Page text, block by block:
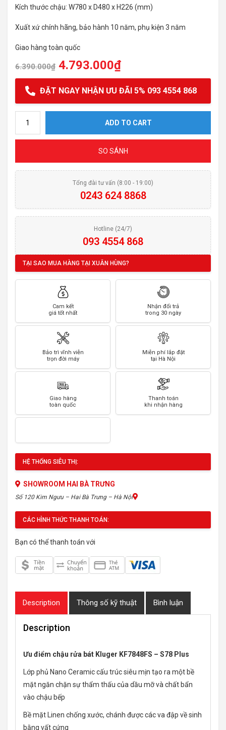
Kích thước chậu: W780 x D480 x H226 (mm)
Xuất xứ chính hãng, bảo hành 10 năm, phụ kiện 3 năm
Giao hàng toàn quốc
6.390.000₫ 4.793.000₫
ĐẶT NGAY NHẬN ƯU ĐÃI 5% 093 4554 868
ADD TO CART
SO SÁNH
Tổng đài tư vấn (8:00 - 19:00)
0243 624 8868
Hotline (24/7)
093 4554 868
TẠI SAO MUA HÀNG TẠI XUÂN HÙNG?
Cam kết
giá tốt nhất
Nhận đổi trả
trong 30 ngày
Bảo trì vĩnh viễn
trọn đời máy
Miễn phí lắp đặt
tại Hà Nội
Giao hàng
toàn quốc
Thanh toán
khi nhận hàng
HỆ THỐNG SIÊU THỊ:
SHOWROOM HAI BÀ TRƯNG
Số 120 Kim Ngưu – Hai Bà Trưng – Hà Nội
CÁC HÌNH THỨC THANH TOÁN:
Bạn có thể thanh toán với
Description Thông số kỹ thuật Bình luận
Description
Ưu điểm chậu rửa bát Kluger KF7848FS – S78 Plus
Lớp phủ Nano Ceramic cấu trúc siêu mịn tạo ra một bề
mặt ngăn chặn sự thẩm thấu của dầu mỡ và chất bẩn
vào chậu bếp
Bề mặt Linen chống xước, chánh được các va đập về sinh
bằng vất cứng